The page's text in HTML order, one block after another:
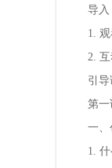
导入
1.
2.
引
第一
一、
1.